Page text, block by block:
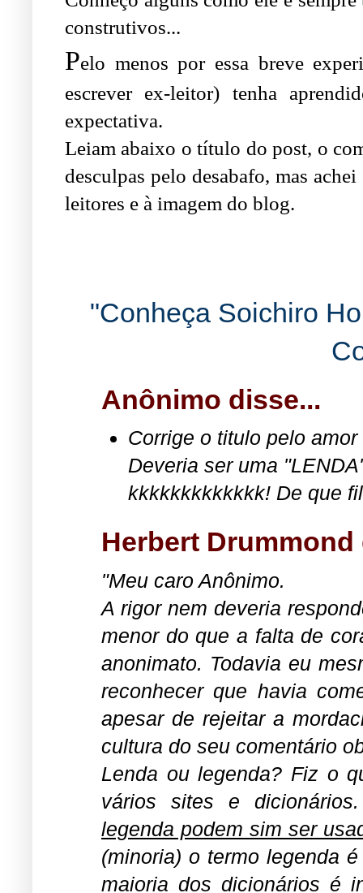
construtivos...
Pelo menos por essa breve
escrever ex-leitor) tenha
expectativa.
Leiam abaixo o título do post, o
desculpas pelo desabafo, mas
leitores e à imagem do blog.
"Conheça Soichiro
Anônimo disse...
Corrige o titulo pelo
Deveria ser uma
kkkkkkkkkkkkk! De que
Herbert Drummond
"Meu caro Anônimo.
A rigor nem deveria
menor do que a falta de
anonimato. Todavia eu
reconhecer que havia
apesar de rejeitar a
cultura do seu comentário
Lenda ou legenda? Fiz o
vários sites e
legenda podem sim ser
(minoria) o termo legenda
maioria dos dicionários é